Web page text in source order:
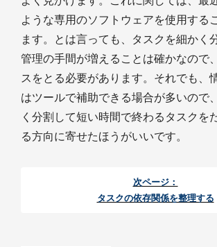
ような専用のソフトウェアを使用する
ます。とは言っても、タスクを細かく
管理の手間が増えることは確かなので
スをとる必要があります。それでも、
はツールで補助できる場合が多いので
く分割して短い時間で終わるタスクを
る方向に寄せたほうがいいです。
次ページ：
タスクの依存関係を整理する